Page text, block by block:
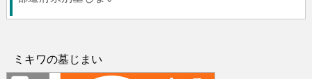
ミキワの墓じまい